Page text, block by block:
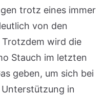
trotz eines immer
von den
wird die
Stauch im letzten
geben, um sich bei
Unterstützung in